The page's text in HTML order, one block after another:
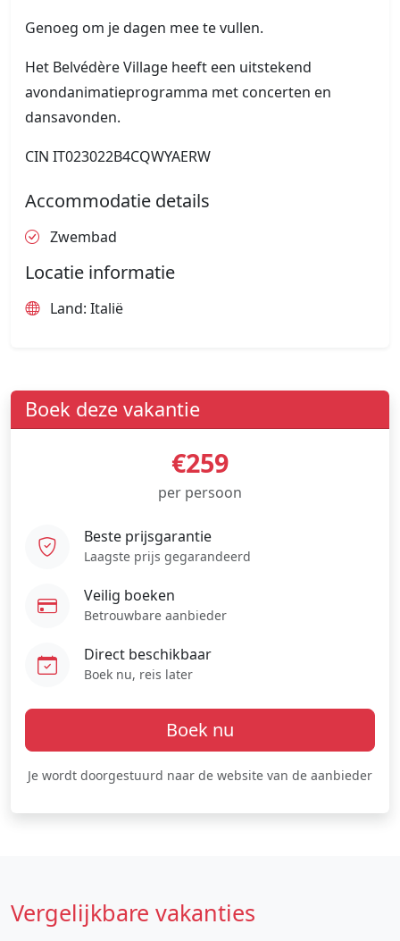
Genoeg om je dagen mee te vullen.
Het Belvédère Village heeft een uitstekend
avondanimatieprogramma met concerten en
dansavonden.
CIN IT023022B4CQWYAERW
Accommodatie details
Zwembad
Locatie informatie
Land: Italië
Boek deze vakantie
€259
per persoon
Beste prijsgarantie
Laagste prijs gegarandeerd
Veilig boeken
Betrouwbare aanbieder
Direct beschikbaar
Boek nu, reis later
Boek nu
Je wordt doorgestuurd naar de website van de aanbieder
Vergelijkbare vakanties